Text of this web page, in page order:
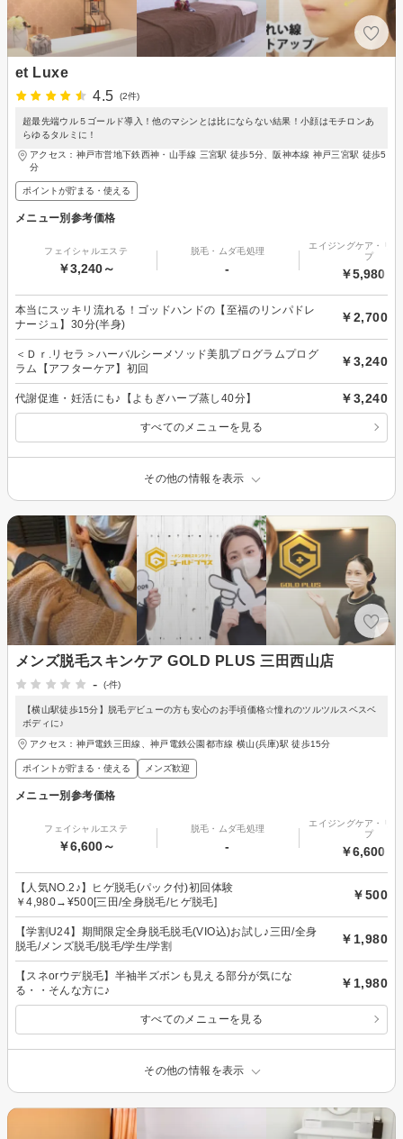
et Luxe
4.5
(2件)
超最先端ウル５ゴールド導入！他のマシンとは比にならない結果！小顔はモチロンあ
らゆるタルミに！
アクセス：神戸市営地下鉄西神・山手線 三宮駅 徒歩5分、阪神本線 神戸三宮駅 徒歩5
分
ポイントが貯まる・使える
メニュー別参考価格
フェイシャルエステ
￥3,240～
脱毛・ムダ毛処理
-
エイジングケア・リ
プ
￥5,980～
本当にスッキリ流れる！ゴッドハンドの【至福のリンパドレ
ナージュ】30分(半身)
￥2,700
＜Ｄｒ.リセラ＞ハーバルシーメソッド美肌プログラムプログ
ラム【アフターケア】初回
￥3,240
代謝促進・妊活にも♪【よもぎハーブ蒸し40分】 ￥3,240
すべてのメニューを見る
その他の情報を表示
メンズ脱毛スキンケア GOLD PLUS 三田西山店
-
(-件)
【横山駅徒歩15分】脱毛デビューの方も安心のお手頃価格☆憧れのツルツルスベスベ
ボディに♪
アクセス：神戸電鉄三田線、神戸電鉄公園都市線 横山(兵庫)駅 徒歩15分
ポイントが貯まる・使える メンズ歓迎
メニュー別参考価格
フェイシャルエステ
￥6,600～
脱毛・ムダ毛処理
-
エイジングケア・リ
プ
￥6,600～
【人気NO.2♪】ヒゲ脱毛(パック付)初回体験
￥4,980→¥500[三田/全身脱毛/ヒゲ脱毛]
￥500
【学割U24】期間限定全身脱毛脱毛(VIO込)お試し♪三田/全身
脱毛/メンズ脱毛/脱毛/学生/学割
￥1,980
【スネorウデ脱毛】半袖半ズボンも見える部分が気にな
る・・そんな方に♪
￥1,980
すべてのメニューを見る
その他の情報を表示